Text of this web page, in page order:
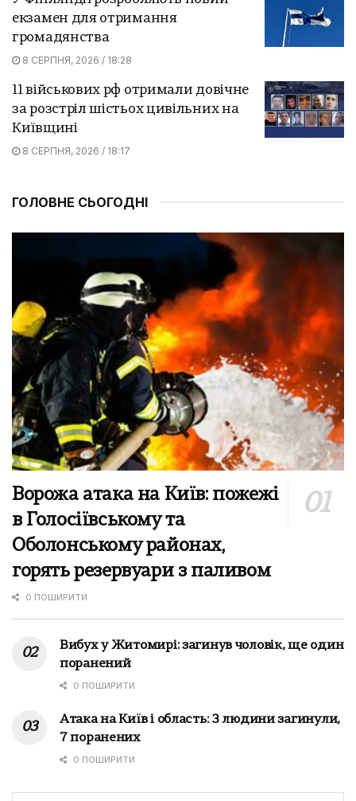
екзамен для отримання
громадянства
8 СЕРПНЯ, 2026 / 18:28
11 військових рф отримали довічне
за розстріл шістьох цивільних на
Київщині
8 СЕРПНЯ, 2026 / 18:17
ГОЛОВНЕ СЬОГОДНІ
Ворожа атака на Київ: пожежі
в Голосіївському та
Оболонському районах,
горять резервуари з паливом
0 ПОШИРИТИ
Вибух у Житомирі: загинув чоловік, ще один
поранений
0 ПОШИРИТИ
Атака на Київ і область: 3 людини загинули,
7 поранених
0 ПОШИРИТИ